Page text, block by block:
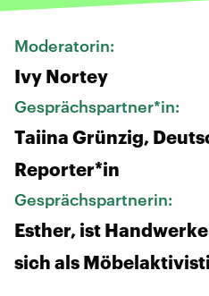
Moderatorin:
Ivy Nortey
Gesprächspartner*in:
Taiina Grünzig,
Reporter*in
Gesprächspartnerin:
Esther, ist
sich als